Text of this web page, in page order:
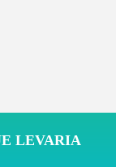
LEVARIA